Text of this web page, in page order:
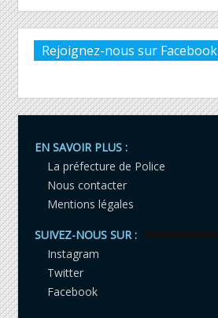
Rejoignez-nous sur Facebook
EN SAVOIR PLUS :
La préfecture de Police
Nous contacter
Mentions légales
SUIVEZ-NOUS SUR :
Instagram
Twitter
Facebook